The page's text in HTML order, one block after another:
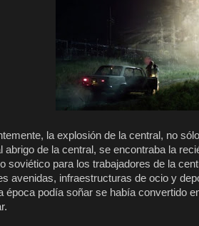
la explosión de la central, no
abrigo de la central, se encontraba la
soviético para los trabajadores de la
avenidas, infraestructuras de ocio y
época podía soñar se había convertido